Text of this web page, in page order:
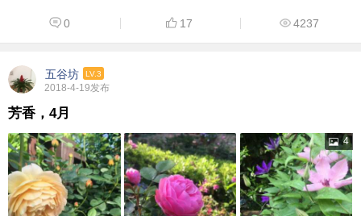
0 17 4237
五谷坊 LV.3
2018-4-19发布
芳香，4月
4